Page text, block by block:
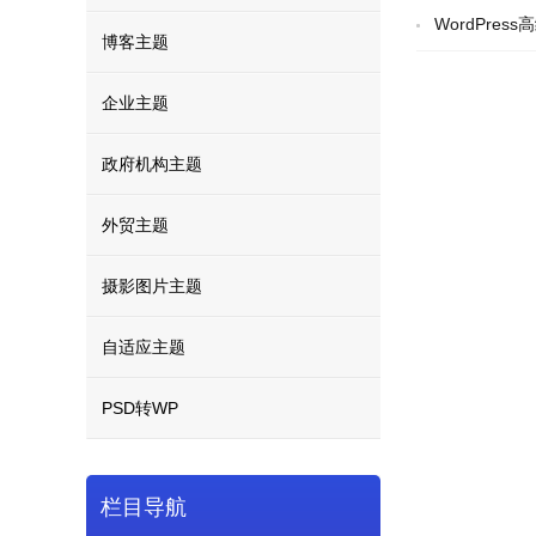
WordPress
博客主题
企业主题
政府机构主题
外贸主题
摄影图片主题
自适应主题
PSD转WP
栏目导航